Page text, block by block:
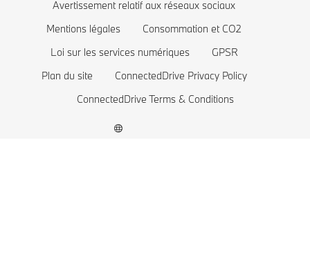
BMW Série 1
La famille BMW X1
BMW M
Avertissement relatif aux réseaux sociaux
Mentions légales
Consommation et CO2
Loi sur les services numériques
GPSR
Plan du site
ConnectedDrive Privacy Policy
ConnectedDrive Terms & Conditions